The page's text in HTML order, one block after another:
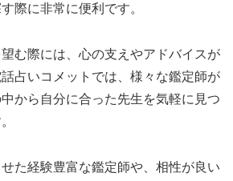
際に非常に便利です。
む際には、心の支えやアドバイスが
占いコメットでは、様々な鑑定師が
から自分に合った先生を気軽に見つ
た経験豊富な鑑定師や、相性が良い